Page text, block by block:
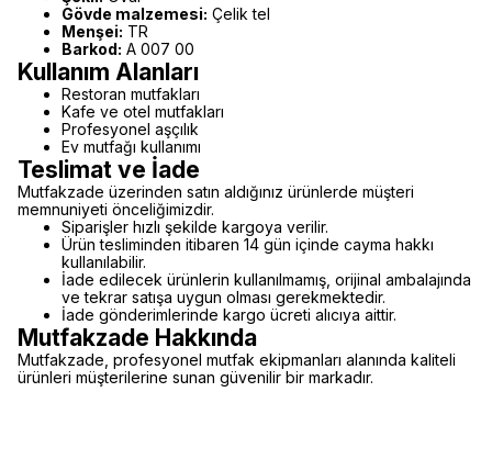
Gövde malzemesi: Çelik tel
Menşei: TR
Barkod: A 007 00
Kullanım Alanları
Restoran mutfakları
Kafe ve otel mutfakları
Profesyonel aşçılık
Ev mutfağı kullanımı
Teslimat ve İade
Mutfakzade üzerinden satın aldığınız ürünlerde müşteri
memnuniyeti önceliğimizdir.
Siparişler hızlı şekilde kargoya verilir.
Ürün tesliminden itibaren 14 gün içinde cayma hakkı
kullanılabilir.
İade edilecek ürünlerin kullanılmamış, orijinal ambalajında
ve tekrar satışa uygun olması gerekmektedir.
İade gönderimlerinde kargo ücreti alıcıya aittir.
Mutfakzade Hakkında
Mutfakzade, profesyonel mutfak ekipmanları alanında kaliteli
ürünleri müşterilerine sunan güvenilir bir markadır.